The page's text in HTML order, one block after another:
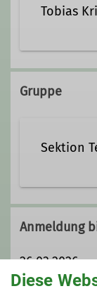
Tobias
+49
Gruppe
Sektion
Anmeldung
26.03.2026
Diese